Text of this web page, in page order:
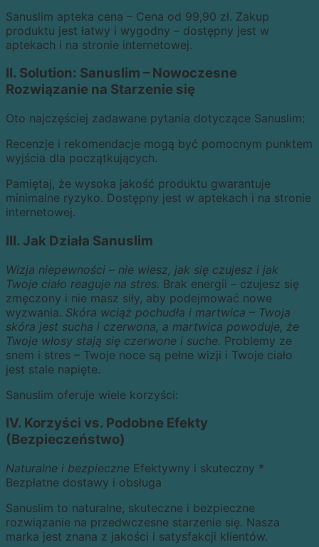
Sanuslim apteka cena – Cena od 99,90 zł. Zakup
produktu jest łatwy i wygodny – dostępny jest w
aptekach i na stronie internetowej.
II. Solution: Sanuslim – Nowoczesne
Rozwiązanie na Starzenie się
Oto najczęściej zadawane pytania dotyczące Sanuslim:
Recenzje i rekomendacje mogą być pomocnym punktem
wyjścia dla początkujących.
Pamiętaj, że wysoka jakość produktu gwarantuje
minimalne ryzyko. Dostępny jest w aptekach i na stronie
internetowej.
III. Jak Działa Sanuslim
Wizja niepewności – nie wiesz, jak się czujesz i jak
Twoje ciało reaguje na stres. Brak energii – czujesz się
zmęczony i nie masz siły, aby podejmować nowe
wyzwania. Skóra wciąż pochudła i martwica – Twoja
skóra jest sucha i czerwona, a martwica powoduje, że
Twoje włosy stają się czerwone i suche. Problemy ze
snem i stres – Twoje noce są pełne wizji i Twoje ciało
jest stale napięte.
Sanuslim oferuje wiele korzyści:
IV. Korzyści vs. Podobne Efekty
(Bezpieczeństwo)
Naturalne i bezpieczne Efektywny i skuteczny *
Bezpłatne dostawy i obsługa
Sanuslim to naturalne, skuteczne i bezpieczne
rozwiązanie na przedwczesne starzenie się. Nasza
marka jest znana z jakości i satysfakcji klientów.